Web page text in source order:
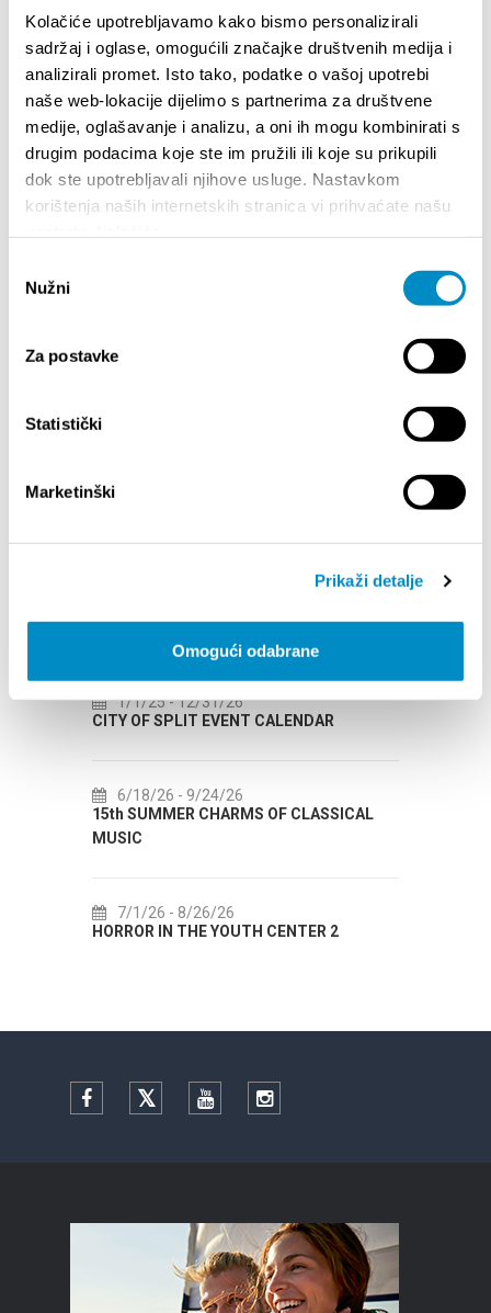
Kolačiće upotrebljavamo kako bismo personalizirali
sadržaj i oglase, omogućili značajke društvenih medija i
analizirali promet. Isto tako, podatke o vašoj upotrebi
naše web-lokacije dijelimo s partnerima za društvene
medije, oglašavanje i analizu, a oni ih mogu kombinirati s
drugim podacima koje ste im pružili ili koje su prikupili
dok ste upotrebljavali njihove usluge. Nastavkom
korištenja naših internetskih stranica vi prihvaćate našu
pristanka
Nužni
Za postavke
Statistički
Marketinški
Prikaži detalje
Omogući odabrane
HIGHLIGHTS
INFORMACIJA – IZDAVANJE REGISTRACIJSKOG
Your
1/1/25- 12/31/26
OF SPLIT EVENT CALENDAR
- 9/24/26
SUMMER CHARMS OF CLASSICAL
- 8/26/26
IN THE YOUTH CENTER 2
7/14/26- 8/14/
Lito po domaću! -
Facebook TwitterYouTubeInstagram